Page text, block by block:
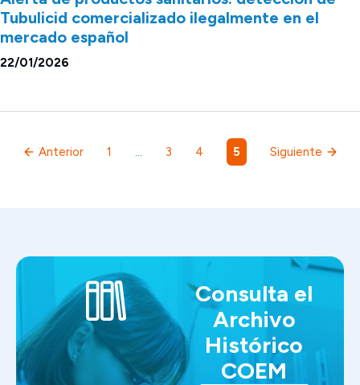
Tubulicid comercializado ilegalmente en el
mercado español
22/01/2026
Anterior 1 … 3 4 5 Siguiente
Consulta el
Archivo
Histórico
COEM